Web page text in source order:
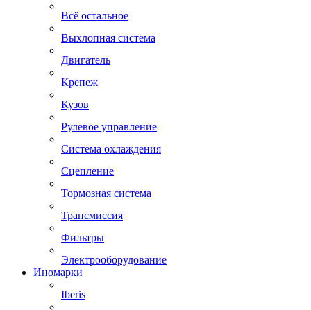
Всё остальное
Выхлопная система
Двигатель
Крепеж
Кузов
Рулевое управление
Система охлаждения
Сцепление
Тормозная система
Трансмиссия
Фильтры
Электрооборудование
Иномарки
Iberis